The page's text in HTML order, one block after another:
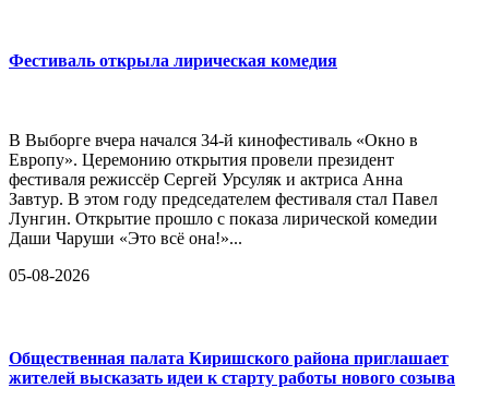
Фестиваль открыла лирическая комедия
В Выборге вчера начался 34-й кинофестиваль «Окно в
Европу». Церемонию открытия провели президент
фестиваля режиссёр Сергей Урсуляк и актриса Анна
Завтур. В этом году председателем фестиваля стал Павел
Лунгин. Открытие прошло с показа лирической комедии
Даши Чаруши «Это всё она!»...
05-08-2026
Общественная палата Киришского района приглашает
жителей высказать идеи к старту работы нового созыва